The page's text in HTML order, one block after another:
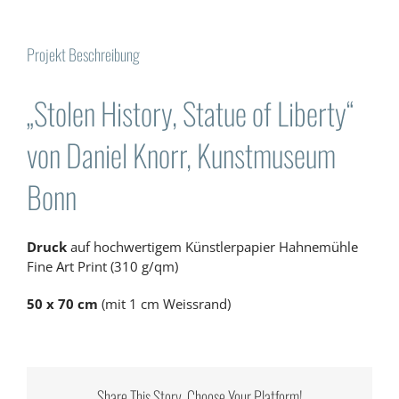
Projekt Beschreibung
„Stolen History, Statue of Liberty“
von Daniel Knorr, Kunstmuseum
Bonn
Druck auf hochwertigem Künstlerpapier Hahnemühle
Fine Art Print (310 g/qm)
50 x 70 cm (mit 1 cm Weissrand)